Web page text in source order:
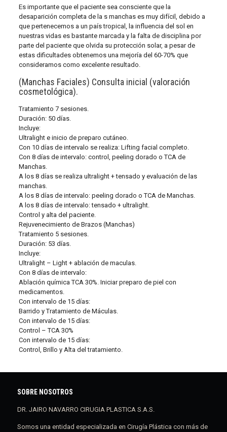
Es importante que el paciente sea consciente que la
desaparición completa de la s manchas es muy difícil, debido a
que pertenecemos a un país tropical, la influencia del sol en
nuestras vidas es bastante marcada y la falta de disciplina por
parte del paciente que olvida su protección solar, a pesar de
estas dificultades obtenemos una mejoría del 60-70% que
consideramos como excelente resultado.
(Manchas Faciales) Consulta inicial (valoración
cosmetológica).
Tratamiento 7 sesiones.
Duración: 50 días.
Incluye:
Ultralight e inicio de preparo cutáneo.
Con 10 días de intervalo se realiza: Lifting facial completo.
Con 8 días de intervalo: control, peeling dorado o TCA de
Manchas.
A los 8 días se realiza ultralight + tensado y evaluación de las
manchas.
A los 8 días de intervalo: peeling dorado o TCA de Manchas.
A los 8 días de intervalo: tensado + ultralight.
Control y alta del paciente.
Rejuvenecimiento de Brazos (Manchas)
Tratamiento 5 sesiones.
Duración: 53 días.
Incluye:
Ultralight – Light + ablación de maculas.
Con 8 días de intervalo:
Ablación química TCA 30%. Iniciar preparo de piel con
medicamentos.
Con intervalo de 15 días:
Barrido y Tratamiento de Máculas.
Con intervalo de 15 días:
Control – TCA 30%
Con intervalo de 15 días:
Control, Brillo y Alta del tratamiento.
SOBRE NOSOTROS
DR. JAIRO NAVARRO CIRUGIA PLASTICA S.A.S.
Somos una entidad especializada en Cirugía Plástica con más de